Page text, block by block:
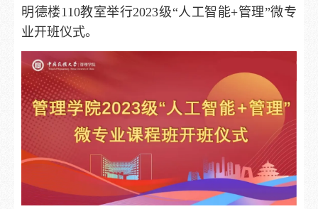
明德楼110教室举行2023级“人工智能+管理”微专
业开班仪式。